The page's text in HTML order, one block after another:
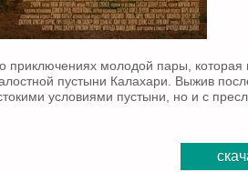
приключениях молодой пары, которая
пустыни Калахари. Выжив
условиями пустыни, но и с